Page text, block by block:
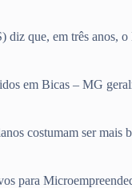
que, em três anos,
em Bicas – MG
costumam ser
para